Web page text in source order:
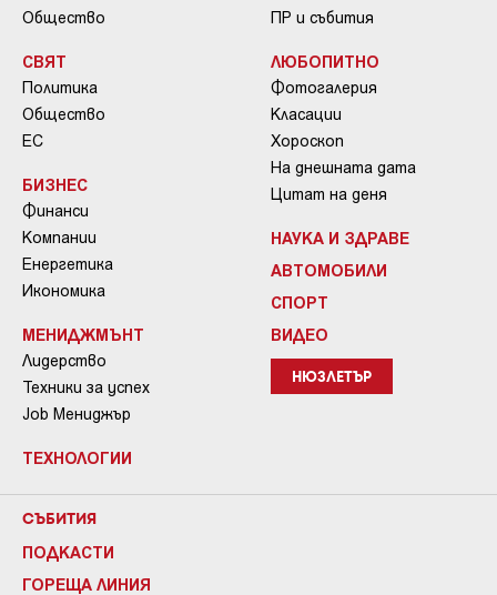
Общество
СВЯТ
Политика
Общество
ЕС
БИЗНЕС
Финанси
Компании
Енергетика
Икономика
МЕНИДЖМЪНТ
Лидерство
Техники за успех
Job Мениджър
ТЕХНОЛОГИИ
ПР и събития
ЛЮБОПИТНО
Фотогалерия
Класации
Хороскоп
На днешната дата
Цитат на деня
НАУКА И ЗДРАВЕ
АВТОМОБИЛИ
СПОРТ
ВИДЕО
НЮЗЛЕТЪР
СЪБИТИЯ
ПОДКАСТИ
ГОРЕЩА ЛИНИЯ